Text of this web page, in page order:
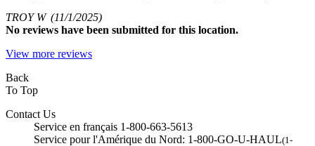
TROY W (11/1/2025)
No reviews have been submitted for this location.
View more reviews
Back
To Top
Contact Us
Service en français 1-800-663-5613
Service pour l'Amérique du Nord: 1-800-GO-U-HAUL(1-